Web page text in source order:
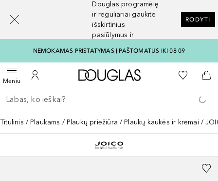
Douglas programėlę
ir reguliariai gaukite
išskirtinius
pasiūlymus ir
RODYTI
NEMOKAMAS PRISTATYMAS Į PAŠTOMATUS IKI 08 09
MeniuAtidaryti meniuĮ mano paskyrą
Į Douglas pagrindinį
Į mano
Į
Grįžk atgal
Vykdykite paiešką
Titulinis Plaukams Plaukų priežiūra Plaukų kaukės ir kremai
[navigation.slideout.screenreader]